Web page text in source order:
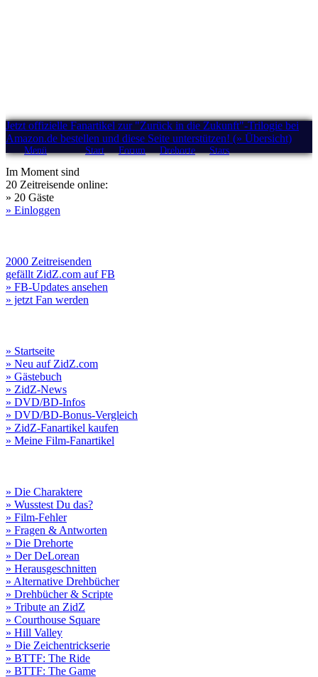
Jetzt offizielle Fanartikel zur "Zurück in die Zukunft"-Trilogie bei
Amazon.de bestellen und diese Seite unterstützen! (» Übersicht)
Menü Start Forum Drehorte Stars
Im Moment sind
20 Zeitreisende online:
» 20 Gäste
» Einloggen
2000 Zeitreisenden
gefällt ZidZ.com auf FB
» FB-Updates ansehen
» jetzt Fan werden
» Startseite
» Neu auf ZidZ.com
» Gästebuch
» ZidZ-News
» DVD/BD-Infos
» DVD/BD-Bonus-Vergleich
» ZidZ-Fanartikel kaufen
» Meine Film-Fanartikel
» Die Charaktere
» Wusstest Du das?
» Film-Fehler
» Fragen & Antworten
» Die Drehorte
» Der DeLorean
» Herausgeschnitten
» Alternative Drehbücher
» Drehbücher & Scripte
» Tribute an ZidZ
» Courthouse Square
» Hill Valley
» Die Zeichentrickserie
» BTTF: The Ride
» BTTF: The Game